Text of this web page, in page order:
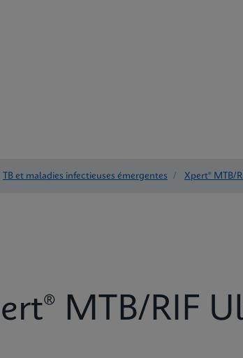
TB et maladies infectieuses émergentes / Xpert® MTB/
MTB/RIF